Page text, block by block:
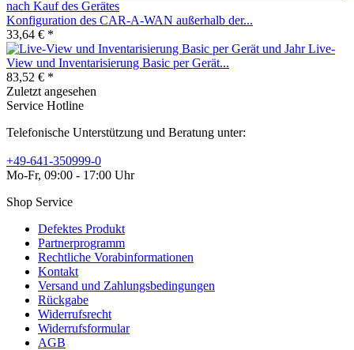
Konfiguration des CAR-A-WAN außerhalb der...
33,64 € *
Live-
View und Inventarisierung Basic per Gerät...
83,52 € *
Zuletzt angesehen
Service Hotline
Telefonische Unterstützung und Beratung unter:
+49-641-350999-0
Mo-Fr, 09:00 - 17:00 Uhr
Shop Service
Defektes Produkt
Partnerprogramm
Rechtliche Vorabinformationen
Kontakt
Versand und Zahlungsbedingungen
Rückgabe
Widerrufsrecht
Widerrufsformular
AGB